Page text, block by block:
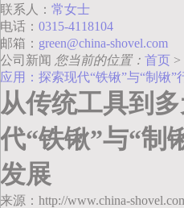
联系人： 常女士
电话： 0315-4118104
邮箱： green@china-shovel.com
公司新闻 您当前的位置： 首页 >
应用：探索现代“铁锹”与“制锹”
从传统工具到
代“铁锹”与“制
发展
来源：http://www.china-